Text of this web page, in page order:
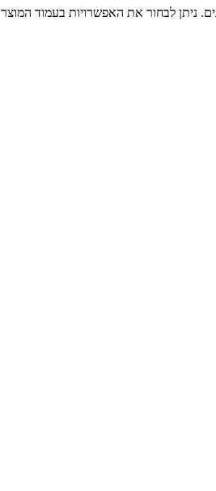
ניתן לבחור את האפשרויות בעמוד המוצר